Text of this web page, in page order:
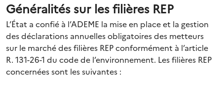
Généralités sur les filières REP
L’État a confié à l’ADEME la mise en place et la gestion
des déclarations annuelles obligatoires des metteurs
sur le marché des filières REP conformément à l’article
R. 131-26-1 du code de l’environnement. Les filières REP
concernées sont les suivantes :